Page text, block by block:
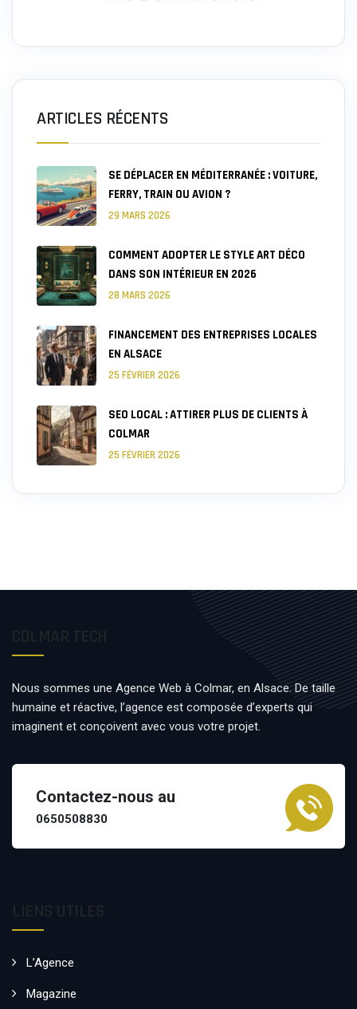
ARTICLES RÉCENTS
SE DÉPLACER EN MÉDITERRANÉE : VOITURE,
FERRY, TRAIN OU AVION ?
29 MARS 2026
COMMENT ADOPTER LE STYLE ART DÉCO
DANS SON INTÉRIEUR EN 2026
28 MARS 2026
FINANCEMENT DES ENTREPRISES LOCALES
EN ALSACE
25 FÉVRIER 2026
SEO LOCAL : ATTIRER PLUS DE CLIENTS À
COLMAR
25 FÉVRIER 2026
Nous sommes une Agence Web à Colmar, en Alsace. De taille
humaine et réactive, l’agence est composée d’experts qui
imaginent et conçoivent avec vous votre projet.
Contactez-nous au
0650508830
L’Agence
Magazine